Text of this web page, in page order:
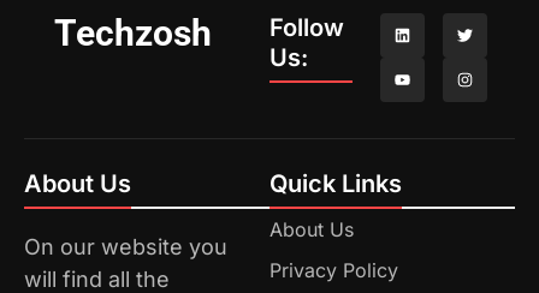
Techzosh
Follow
Us:
About Us
On our website you
will find all the
Quick Links
About Us
Privacy Policy